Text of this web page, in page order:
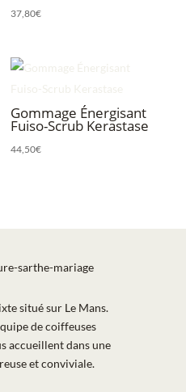
37,80€
Gommage Énergisant
Fuiso-Scrub Kerastase
44,50€
situé sur Le Mans.
de coiffeuses
accueillent dans une
et conviviale.